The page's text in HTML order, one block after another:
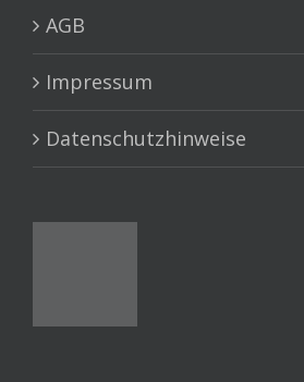
AGB
Impressum
Datenschutzhinweise